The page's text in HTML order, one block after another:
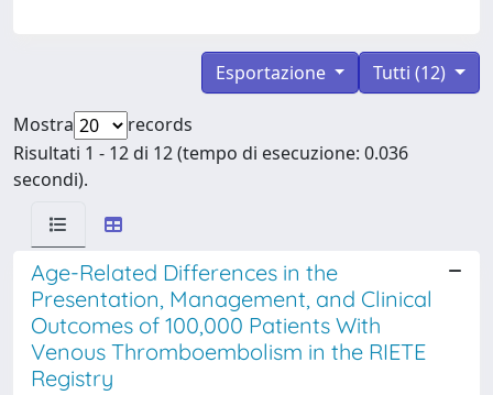
Tutti (12)
Esportazione
Mostra
records
Risultati 1 - 12 di 12 (tempo di esecuzione: 0.036
secondi).
Age-Related Differences in the
Presentation, Management, and Clinical
Outcomes of 100,000 Patients With
Venous Thromboembolism in the RIETE
Registry